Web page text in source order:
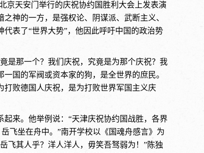
京天安门举行的庆祝协约国胜利大会上发表演
神的一方，是强权论、阴谋派、武断主义、
表了“世界大势”，他因此呼吁中国的政治势
是那一个？我们庆祝，究竟是为那个庆祝？我
国的军阀或资本家的狗，是全世界的庶民。
败德国人庆祝，是为打败世界军国主义庆
来。他举例说：“天津庆祝协约国战胜，各界
飞坐在舟中。”南开学校以《国魂舟感言》为
飞其人乎？洋人洋人，毋笑吾驽弱为！”陈独